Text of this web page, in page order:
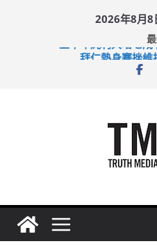
2026年8月8
上半年純利大增七
拜仁熱身賽挫維
性罪行修例獲九成支持 鄧